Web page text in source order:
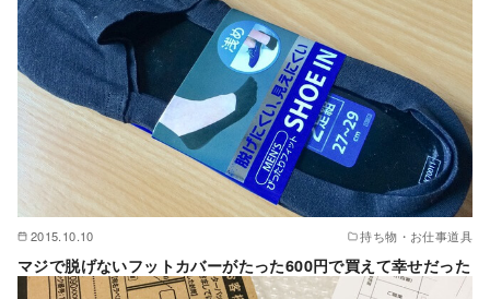
2015.10.10 持ち物・お仕事道具
マジで脱げないフットカバーがたった600円で買えて幸せだった